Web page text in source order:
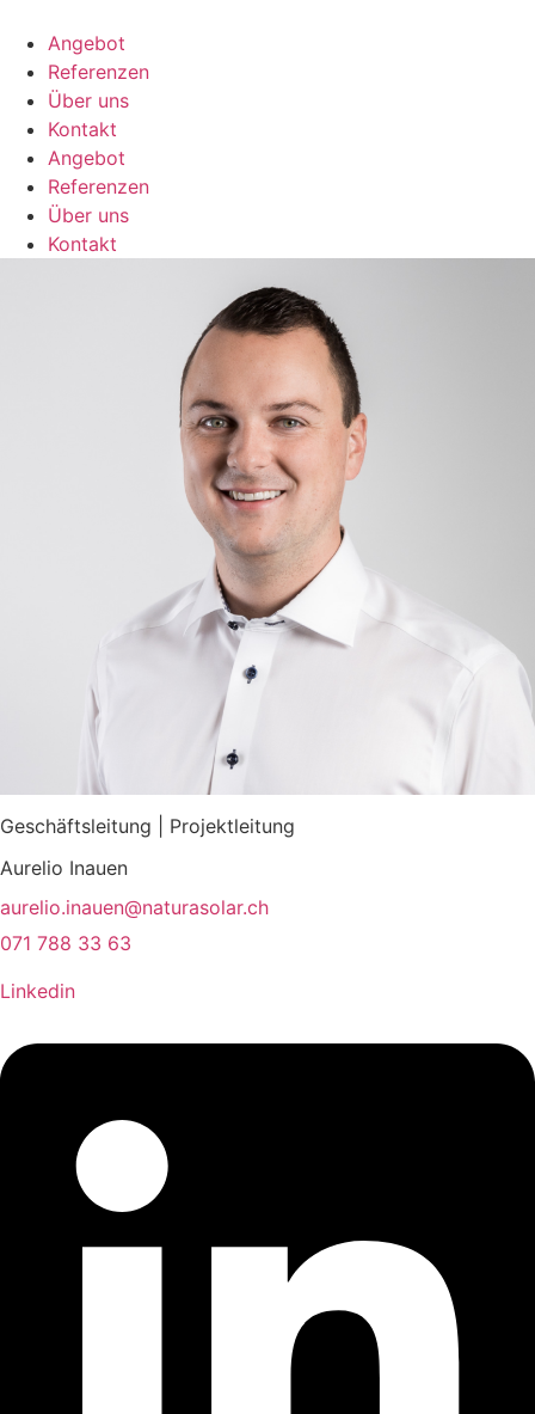
Inhalt
springen
Angebot
Referenzen
Über uns
Kontakt
Angebot
Referenzen
Über uns
Kontakt
Geschäftsleitung | Projektleitung
Aurelio Inauen
aurelio.inauen@naturasolar.ch
071 788 33 63
Linkedin